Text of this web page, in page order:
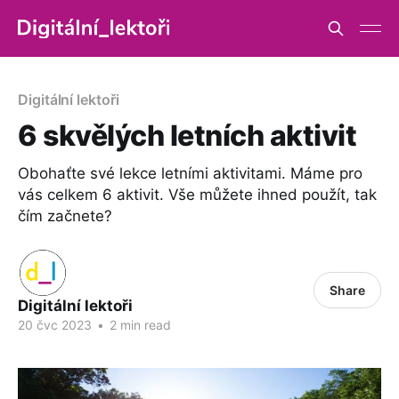
Digitální lektoři
6 skvělých letních aktivit
Obohaťte své lekce letními aktivitami. Máme pro
vás celkem 6 aktivit. Vše můžete ihned použít, tak
čím začnete?
Digitální lektoři
20 čvc 2023 • 2 min read
Share